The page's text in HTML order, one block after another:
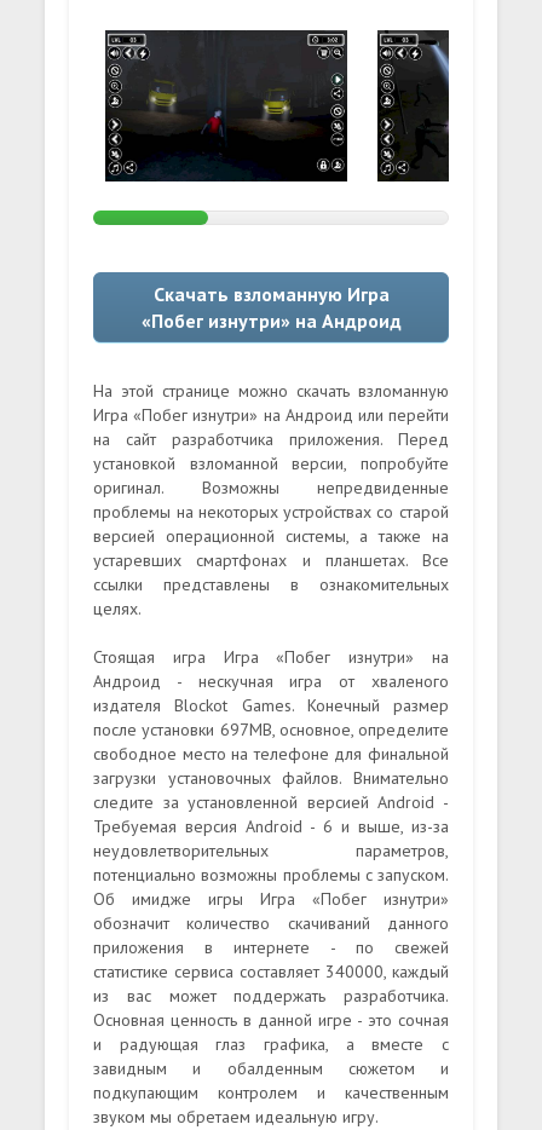
Скачать взломанную Игра
«Побег изнутри» на Андроид
На этой странице можно скачать взломанную
Игра «Побег изнутри» на Андроид или перейти
на сайт разработчика приложения. Перед
установкой взломанной версии, попробуйте
оригинал. Возможны непредвиденные
проблемы на некоторых устройствах со старой
версией операционной системы, а также на
устаревших смартфонах и планшетах. Все
ссылки представлены в ознакомительных
целях.
Стоящая игра Игра «Побег изнутри» на
Андроид - нескучная игра от хваленого
издателя Blockot Games. Конечный размер
после установки 697MB, основное, определите
свободное место на телефоне для финальной
загрузки установочных файлов. Внимательно
следите за установленной версией Android -
Требуемая версия Android - 6 и выше, из-за
неудовлетворительных параметров,
потенциально возможны проблемы с запуском.
Об имидже игры Игра «Побег изнутри»
обозначит количество скачиваний данного
приложения в интернете - по свежей
статистике сервиса составляет 340000, каждый
из вас может поддержать разработчика.
Основная ценность в данной игре - это сочная
и радующая глаз графика, а вместе с
завидным и обалденным сюжетом и
подкупающим контролем и качественным
звуком мы обретаем идеальную игру.